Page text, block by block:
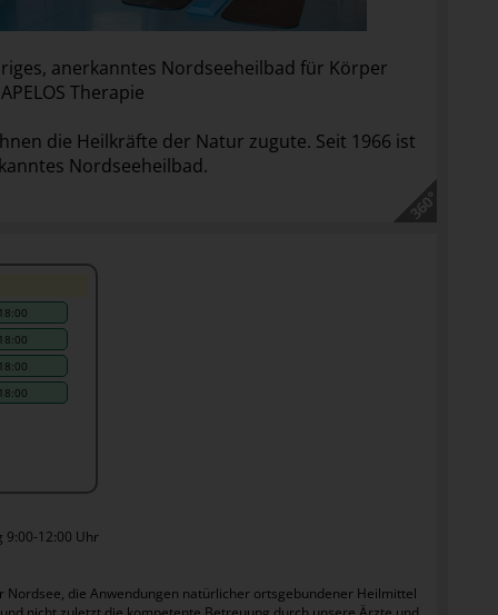
anerkanntes Nordseeheilbad für Körper
Therapie
die Heilkräfte der Natur zugute. Seit 1966 ist
Nordseeheilbad.
9:00-12:00 Uhr
Nordsee, die Anwendungen natürlicher ortsgebundener Heilmittel